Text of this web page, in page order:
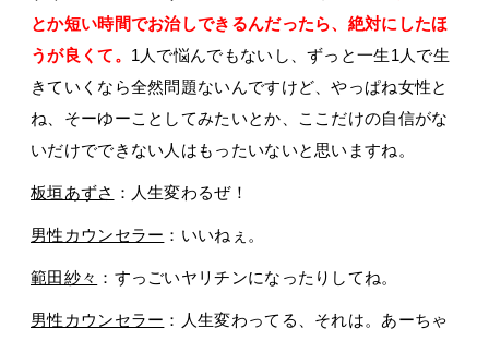
とか短い時間でお治しできるんだったら、絶対にしたほ
うが良くて。 1人で悩んでもないし、ずっと一生1人で生
きていくなら全然問題ないんですけど、やっぱね女性と
ね、そーゆーことしてみたいとか、ここだけの自信がな
いだけでできない人はもったいないと思いますね。
板垣あずさ ：人生変わるぜ！
男性カウンセラー ：いいねぇ。
範田紗々 ：すっごいヤリチンになったりしてね。
男性カウンセラー ：人生変わってる、それは。あーちゃ